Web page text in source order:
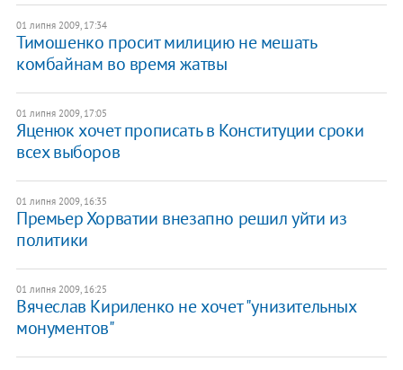
01 липня 2009, 17:34
Тимошенко просит милицию не мешать
комбайнам во время жатвы
01 липня 2009, 17:05
Яценюк хочет прописать в Конституции сроки
всех выборов
01 липня 2009, 16:35
Премьер Хорватии внезапно решил уйти из
политики
01 липня 2009, 16:25
Вячеслав Кириленко не хочет "унизительных
монументов"